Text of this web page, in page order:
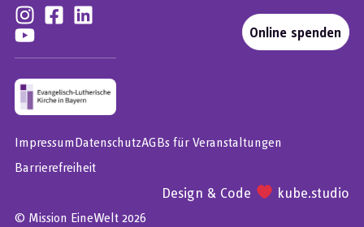
Online spenden
© Mission EineWelt 2026
ImpressumDatenschutzAGBs für Veranstaltungen
Barrierefreiheit
Design & Code kube.studio